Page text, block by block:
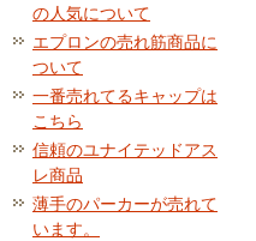
の人気について
エプロンの売れ筋商品に
ついて
一番売れてるキャップは
こちら
信頼のユナイテッドアス
レ商品
薄手のパーカーが売れて
います。